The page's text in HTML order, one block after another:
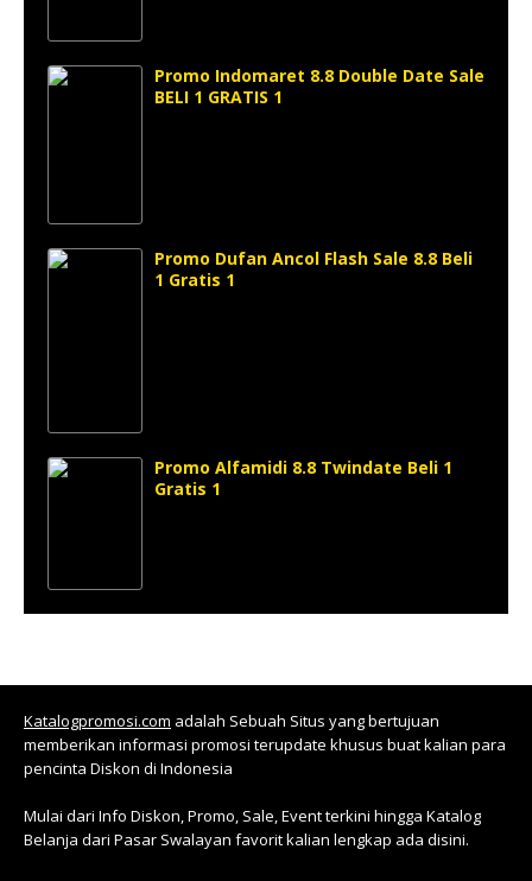
Promo Indomaret 8.8 Double Date Sale
BELI 1 GRATIS 1
Promo Dufan Ancol Flash Sale 8.8 Beli
1 Gratis 1
Promo Alfamidi 8.8 Twindate Beli 1
Gratis 1
Katalogpromosi.com adalah Sebuah Situs yang bertujuan
memberikan informasi promosi terupdate khusus buat kalian para
pencinta Diskon di Indonesia
Mulai dari Info Diskon, Promo, Sale, Event terkini hingga Katalog
Belanja dari Pasar Swalayan favorit kalian lengkap ada disini.